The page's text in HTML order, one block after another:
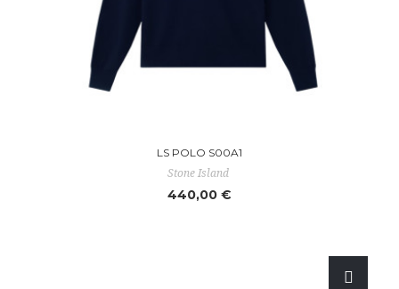
LS POLO S00A1
Stone Island
440,00 €